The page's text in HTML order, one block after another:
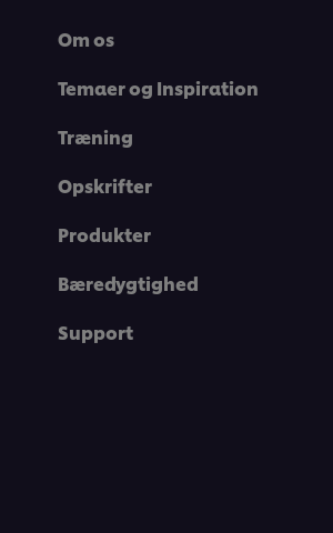
Om os
Temaer og Inspiration
Træning
Opskrifter
Produkter
Bæredygtighed
Support